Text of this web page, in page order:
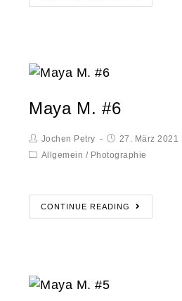
Maya M. #6
Jochen Petry
27. März 2021
Allgemein / Photographie
CONTINUE READING